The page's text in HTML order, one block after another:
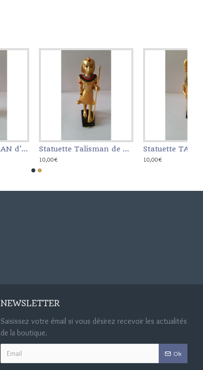
Statuette Talisman de Toutânkhamon Statuette TALISMAN Hator
NEWSLETTER
Saisissez votre émail si vous désirez recevoir les actualités
de la boutique.
Ok